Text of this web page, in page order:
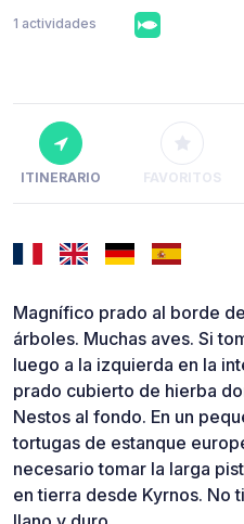
1 actividades
ITINERARIO FAVORITOS
Magnífico prado al borde
árboles. Muchas aves. Si
luego a la izquierda en la
prado cubierto de hierba
Nestos al fondo. En un
tortugas de estanque
necesario tomar la larga
en tierra desde Kyrnos. No